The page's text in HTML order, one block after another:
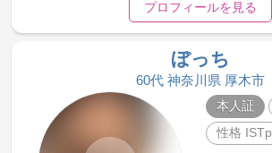
プロフィールを見る
ぼっち
60代 神奈川県 厚木市
本人証
性格 ISTp